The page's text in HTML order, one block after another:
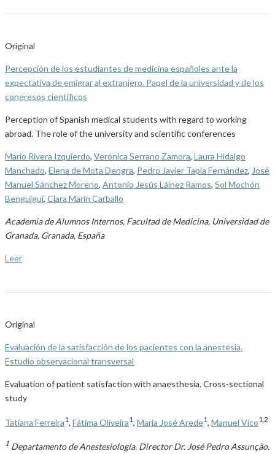
Original
Percepción de los estudiantes de medicina españoles ante la
expectativa de emigrar al extranjero. Papel de la universidad y de los
congresos científicos
Perception of Spanish medical students with regard to working
abroad. The role of the university and scientific conferences
Mario Rivera Izquierdo, Verónica Serrano Zamora, Laura Hidalgo
Manchado, Elena de Mota Dengra, Pedro Javier Tapia Fernández, José
Manuel Sánchez Moreno, Antonio Jesús Láinez Ramos, Sol Mochón
Benguigui, Clara Marín Carballo
Academia de Alumnos Internos, Facultad de Medicina, Universidad de
Granada, Granada, España
Leer
Original
Evaluación de la satisfacción de los pacientes con la anestesia.
Estudio observacional transversal
Evaluation of patient satisfaction with anaesthesia. Cross-sectional
study
Tatiana Ferreira1 Fátima Oliveira1 Maria José Arede1 Manuel Vico1,2
1 Departamento de Anestesiología. Director Dr. José Pedro Assunção.